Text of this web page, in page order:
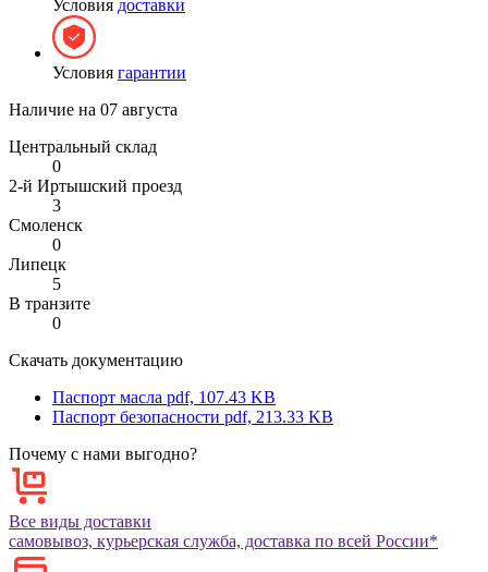
Условия доставки
Условия гарантии
Наличие на 07 августа
Центральный склад
0
2-й Иртышский проезд
3
Смоленск
0
Липецк
5
В транзите
0
Скачать документацию
Паспорт масла pdf, 107.43 KB
Паспорт безопасности pdf, 213.33 KB
Почему с нами выгодно?
Все виды доставки
самовывоз, курьерская служба, доставка по всей России*